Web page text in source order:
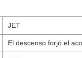
JET
El descenso forjó el